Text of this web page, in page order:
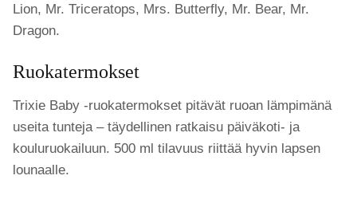
Lion, Mr. Triceratops, Mrs. Butterfly, Mr. Bear, Mr.
Dragon.
Ruokatermokset
Trixie Baby -ruokatermokset pitävät ruoan lämpimänä
useita tunteja – täydellinen ratkaisu päiväkoti- ja
kouluruokailuun. 500 ml tilavuus riittää hyvin lapsen
lounaalle.